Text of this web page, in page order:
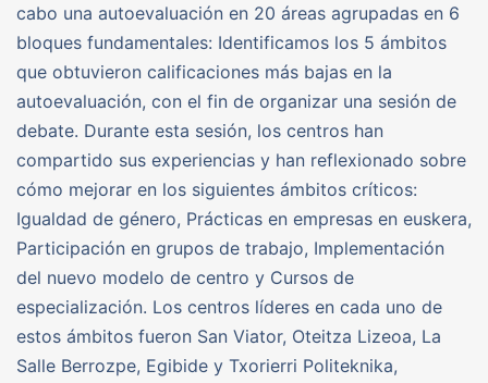
cabo una autoevaluación en 20 áreas agrupadas en 6
bloques fundamentales: Identificamos los 5 ámbitos
que obtuvieron calificaciones más bajas en la
autoevaluación, con el fin de organizar una sesión de
debate. Durante esta sesión, los centros han
compartido sus experiencias y han reflexionado sobre
cómo mejorar en los siguientes ámbitos críticos:
Igualdad de género, Prácticas en empresas en euskera,
Participación en grupos de trabajo, Implementación
del nuevo modelo de centro y Cursos de
especialización. Los centros líderes en cada uno de
estos ámbitos fueron San Viator, Oteitza Lizeoa, La
Salle Berrozpe, Egibide y Txorierri Politeknika,